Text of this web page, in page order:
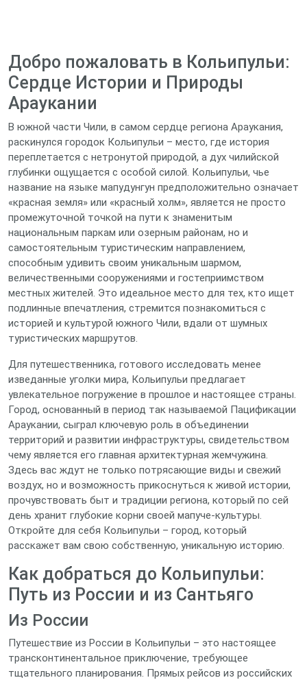
Добро пожаловать в Кольипульи:
Сердце Истории и Природы
Араукании
В южной части Чили, в самом сердце региона Араукания,
раскинулся городок Кольипульи – место, где история
переплетается с нетронутой природой, а дух чилийской
глубинки ощущается с особой силой. Кольипульи, чье
название на языке мапудунгун предположительно означает
«красная земля» или «красный холм», является не просто
промежуточной точкой на пути к знаменитым
национальным паркам или озерным районам, но и
самостоятельным туристическим направлением,
способным удивить своим уникальным шармом,
величественными сооружениями и гостеприимством
местных жителей. Это идеальное место для тех, кто ищет
подлинные впечатления, стремится познакомиться с
историей и культурой южного Чили, вдали от шумных
туристических маршрутов.
Для путешественника, готового исследовать менее
изведанные уголки мира, Кольипульи предлагает
увлекательное погружение в прошлое и настоящее страны.
Город, основанный в период так называемой Пацификации
Араукании, сыграл ключевую роль в объединении
территорий и развитии инфраструктуры, свидетельством
чему является его главная архитектурная жемчужина.
Здесь вас ждут не только потрясающие виды и свежий
воздух, но и возможность прикоснуться к живой истории,
прочувствовать быт и традиции региона, который по сей
день хранит глубокие корни своей мапуче-культуры.
Откройте для себя Кольипульи – город, который
расскажет вам свою собственную, уникальную историю.
Как добраться до Кольипульи:
Путь из России и из Сантьяго
Из России
Путешествие из России в Кольипульи – это настоящее
трансконтинентальное приключение, требующее
тщательного планирования. Прямых рейсов из российских